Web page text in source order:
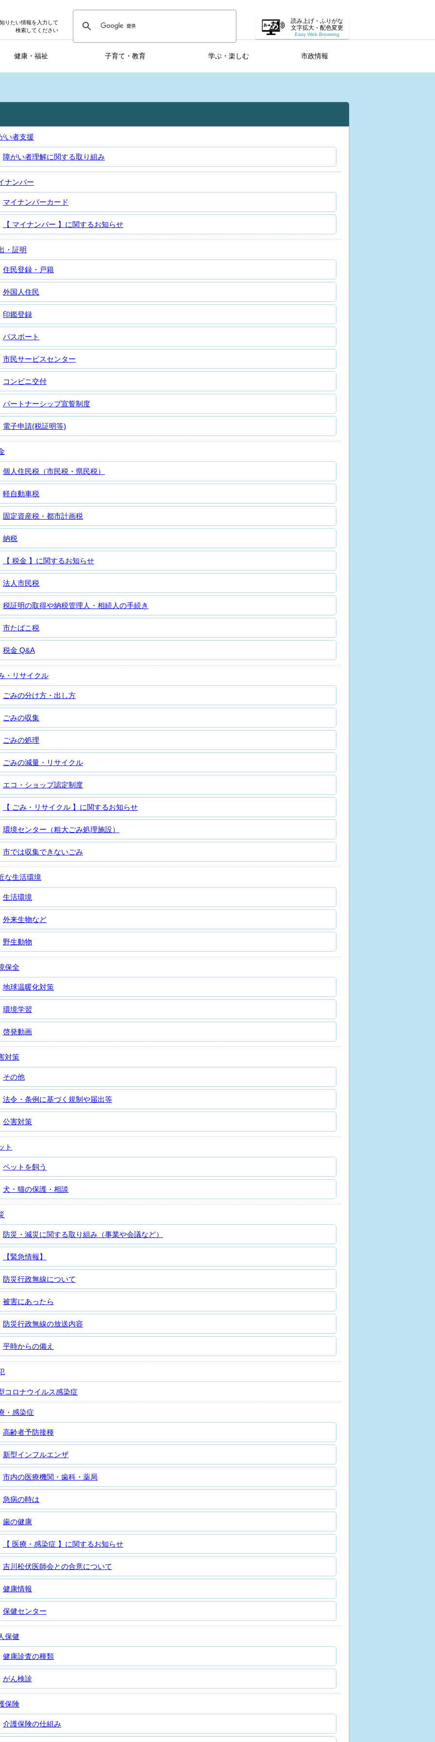
りたい情報を入力して
検索してください
読み上げ・ふりがな
文字拡大・配色変更
Easy Web Browsing
健康・福祉 子育て・教育 学ぶ・楽しむ 市政情報
い者支援
障がい者理解に関する取り組み
ナンバー
マイナンバーカード
【 マイナンバー 】に関するお知らせ
・証明
住民登録・戸籍
外国人住民
印鑑登録
パスポート
市民サービスセンター
コンビニ交付
パートナーシップ宣誓制度
電子申請(税証明等)
個人住民税（市民税・県民税）
軽自動車税
固定資産税・都市計画税
納税
【 税金 】に関するお知らせ
法人市民税
税証明の取得や納税管理人・相続人の手続き
市たばこ税
税金 Q&A
・リサイクル
ごみの分け方・出し方
ごみの収集
ごみの処理
ごみの減量・リサイクル
エコ・ショップ認定制度
【 ごみ・リサイクル 】に関するお知らせ
環境センター（粗大ごみ処理施設）
市では収集できないごみ
な生活環境
生活環境
外来生物など
野生動物
保全
地球温暖化対策
環境学習
啓発動画
対策
その他
法令・条例に基づく規制や届出等
公害対策
ト
ペットを飼う
犬・猫の保護・相談
防災・減災に関する取り組み（事業や会議など）
【緊急情報】
防災行政無線について
被害にあったら
防災行政無線の放送内容
平時からの備え
コロナウイルス感染症
・感染症
高齢者予防接種
新型インフルエンザ
市内の医療機関・歯科・薬局
急病の時は
歯の健康
【 医療・感染症 】に関するお知らせ
吉川松伏医師会との合意について
健康情報
保健センター
保健
健康診査の種類
がん検診
保険
介護保険の仕組み